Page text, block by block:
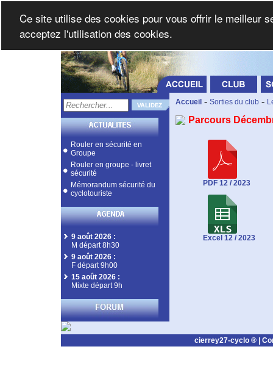
Rouler en sécurité en
Groupe
Rouler en groupe - livret
sécurité
Mémorandum sécurité du
cyclotouriste
9 août 2026 :
M départ 8h30
9 août 2026 :
F départ 9h00
15 août 2026 :
Mixte départ 9h
Accueil - Sorties du club -
Parcours
PDF 12 / 2023
Excel 12 / 2023
cierrey27-cyclo ® |
Ce site utilise des cookies pour vous offrir le meilleur
acceptez l'utilisation des cookies.